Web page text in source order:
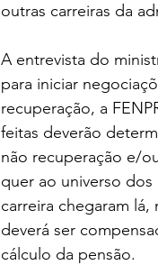
outras carreiras da
A entrevista do
para iniciar
recuperação, a
feitas deverão
não recuperação e/
quer ao universo
carreira chegaram lá,
deverá ser
cálculo da pensão.